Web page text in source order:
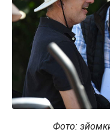
Фото: